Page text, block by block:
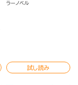
ラーノベル
試し読み